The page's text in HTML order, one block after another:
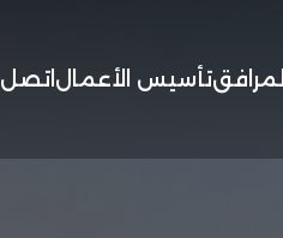
المرافقتأسيس الأعمال اتصل